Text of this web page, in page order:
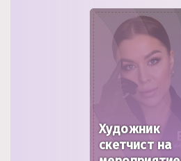
Художник
скетчист на